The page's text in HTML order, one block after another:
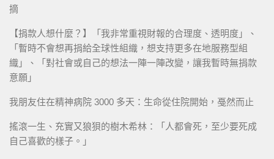
摘
【捐款人想什麼？】「我非常重視財報的合理度、透明度」、
「暫時不會想再捐給全球性組織，想支持更多在地服務型組
織」、「對社會或自己的想法一陣一陣改變，讓我暫時無捐款
意願」
我朋友住在精神病院 3000 多天：生命從住院開始，戞然而止
搖滾一生、充實又狼狽的樹木希林：「人都會死，至少要死成
自己喜歡的樣子。」